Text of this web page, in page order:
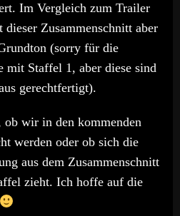
Im Vergleich zum Trailer
Zusammenschnitt aber
(sorry für die
mit Staffel 1, aber diese sind
gerechtfertigt).
wir in den kommenden
werden oder ob sich die
aus dem Zusammenschnitt
zieht. Ich hoffe auf die